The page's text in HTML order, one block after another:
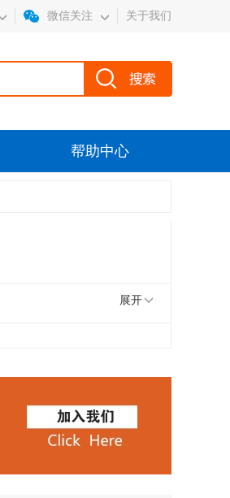
微信关注 关于我们
帮助中心
展开